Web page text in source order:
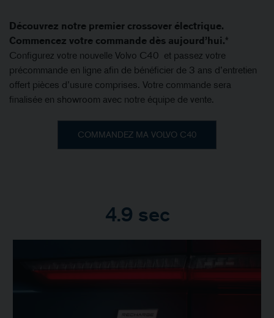
Découvrez notre premier crossover électrique.
Commencez votre commande dès aujourd’hui.*
Configurez votre nouvelle Volvo C40 et passez votre
précommande en ligne afin de bénéficier de 3 ans d’entretien
offert pièces d’usure comprises. Votre commande sera
finalisée en showroom avec notre équipe de vente.
COMMANDEZ MA VOLVO C40
4.9 sec